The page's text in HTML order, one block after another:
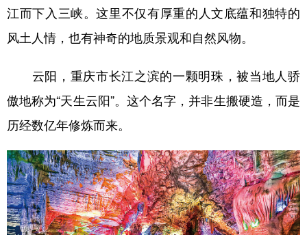
地方频道
辽宁 吉林 上海 江苏
广东 广西 海南 重庆
四川 贵州 云南 西藏
陕西 甘肃 青海 宁夏
江而下入三峡。这里不仅有厚重的人文底蕴和独特的
风土人情，也有神奇的地质景观和自然风物。
云阳，重庆市长江之滨的一颗明珠，被当地人骄
傲地称为“天生云阳”。这个名字，并非生搬硬造，而是
历经数亿年修炼而来。